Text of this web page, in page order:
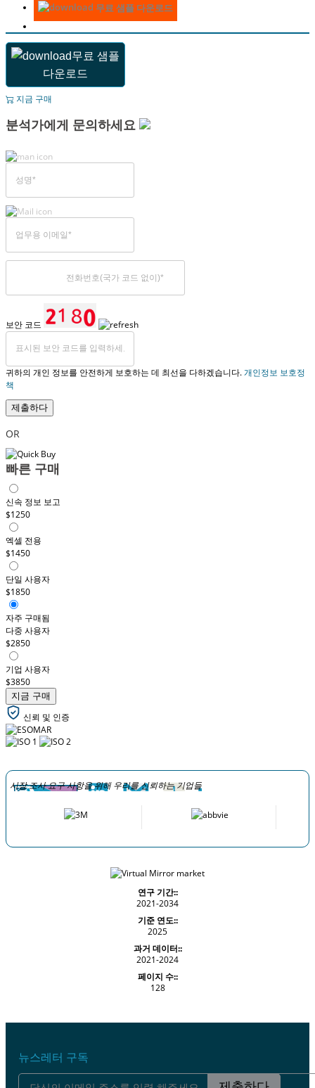
무료 샘플 다운로드
무료 샘플
다운로드
지금 구매
분석가에게 문의하세요
보안 코드
귀하의 개인 정보를 안전하게 보호하는 데 최선을 다하겠습니다.개인정보 보호정
책
제출하다
OR
빠른 구매
신속 정보 보고
$1250
엑셀 전용
$1450
단일 사용자
$1850
자주 구매됨
다중 사용자
$2850
기업 사용자
$3850
지금 구매
신뢰 및 인증
시장 조사 요구 사항을 위해 우리를 신뢰하는 기업들
연구 기간::
2021-2034
기준 연도::
2025
과거 데이터::
2021-2024
페이지 수::
128
뉴스레터 구독